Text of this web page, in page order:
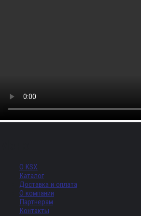
О KSX
Каталог
Доставка и оплата
О компании
Партнерам
Контакты